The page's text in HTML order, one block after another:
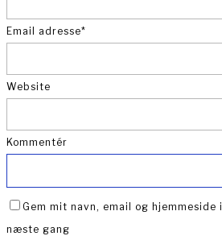
Email adresse*
Website
Kommentér
Gem mit navn, email og hjemmeside
næste gang